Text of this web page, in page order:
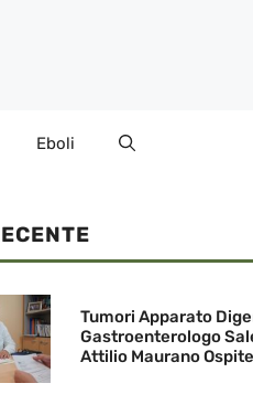
Eboli
Tumori Apparato
Gastroenterologo
Attilio Maurano Ospite